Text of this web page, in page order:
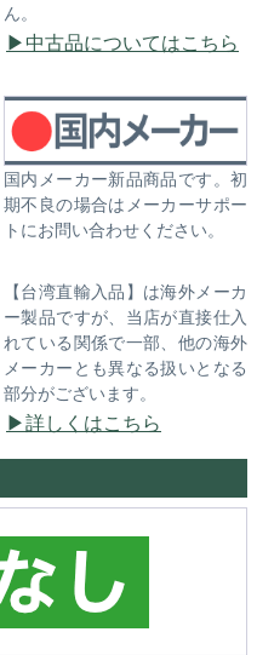
ん。
中古品についてはこちら
国内メーカー新品商品です。初
期不良の場合はメーカーサポー
トにお問い合わせください。
【台湾直輸入品】は海外メーカ
ー製品ですが、当店が直接仕入
れている関係で一部、他の海外
メーカーとも異なる扱いとなる
部分がございます。
詳しくはこちら